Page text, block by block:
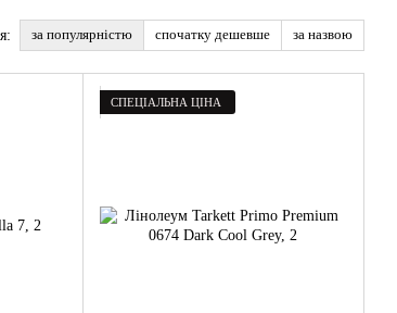
за популярністю спочатку дешевше за назвою
СПЕЦІАЛЬНА ЦІНА